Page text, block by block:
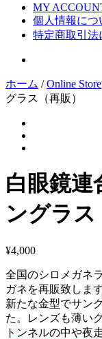
MY
個人情報につ
特定商取引法
ホーム /Online Store
グラス（再販）
白眼鏡連
ングラス
¥4,000
全国のシロメガネ
ガネを再販致します
新たな金型でサン
た。レンズも薄い
トンネルの中や夜